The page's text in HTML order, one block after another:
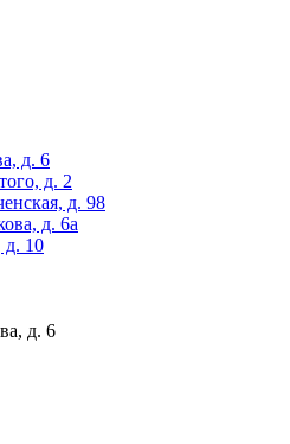
д. 6
д. 2
д. 98
д. 6а
д. 10
д. 6